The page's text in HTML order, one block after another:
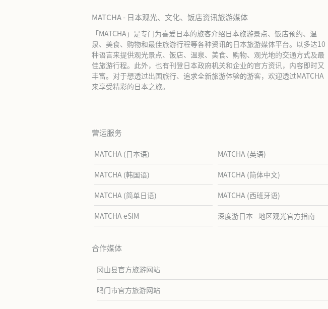
MATCHA - 日本观光、文化、饭店资讯旅游媒体
「MATCHA」是专门为喜爱日本的旅客介绍日本旅游景点、饭店预约、温
泉、美食、购物和最佳旅游行程等各种资讯的日本旅游媒体平台。以多达10
种语言来提供观光景点、饭店、温泉、美食、购物、观光地的交通方式及最
佳旅游行程。此外，也有刊登日本政府机关和企业的官方资讯，内容即时又
丰富。对于想透过出国旅行、追求全新旅游体验的游客，欢迎透过MATCHA
来享受精彩的日本之旅。
营运服务
MATCHA (日本语) MATCHA (英语)
MATCHA (韩国语) MATCHA (简体中文)
MATCHA (简单日语) MATCHA (西班牙语)
MATCHA eSIM 深度游日本 - 地区观光官方指南
合作媒体
冈山县官方旅游网站
鸣门市官方旅游网站